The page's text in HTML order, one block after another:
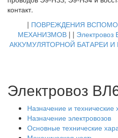
контакт.
| ПОВРЕЖДЕНИЯ
МЕХАНИЗМОВ| | Электровоз
АККУМУЛЯТОРНОЙ БАТАРЕИ И
Электровоз
Назначение и технические
Назначение электровозов
Основные технические